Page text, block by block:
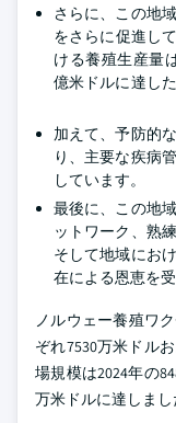
さらに、この地
をさらに促進し
ける養殖生産量
億米ドルに達し
加えて、予防的
り、主要な疾病
しています。
最後に、この地
ットワーク、熟
そして地域にお
在による恩恵を受
ノルウェー養殖ワ
ぞれ7530万米ドル
場規模は2024年の
万米ドルに達しまし